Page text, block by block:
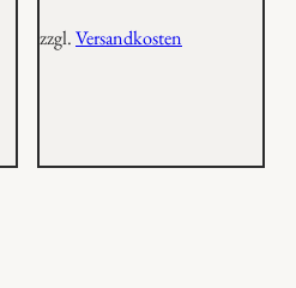
zzgl.Versandkosten